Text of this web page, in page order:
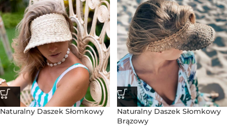
Naturalny Daszek Słomkowy
Naturalny Daszek Słomkowy
Brązowy